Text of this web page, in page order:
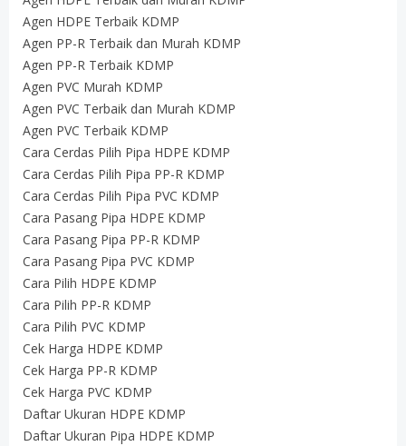
Agen HDPE Terbaik KDMP
Agen PP-R Terbaik dan Murah KDMP
Agen PP-R Terbaik KDMP
Agen PVC Murah KDMP
Agen PVC Terbaik dan Murah KDMP
Agen PVC Terbaik KDMP
Cara Cerdas Pilih Pipa HDPE KDMP
Cara Cerdas Pilih Pipa PP-R KDMP
Cara Cerdas Pilih Pipa PVC KDMP
Cara Pasang Pipa HDPE KDMP
Cara Pasang Pipa PP-R KDMP
Cara Pasang Pipa PVC KDMP
Cara Pilih HDPE KDMP
Cara Pilih PP-R KDMP
Cara Pilih PVC KDMP
Cek Harga HDPE KDMP
Cek Harga PP-R KDMP
Cek Harga PVC KDMP
Daftar Ukuran HDPE KDMP
Daftar Ukuran Pipa HDPE KDMP